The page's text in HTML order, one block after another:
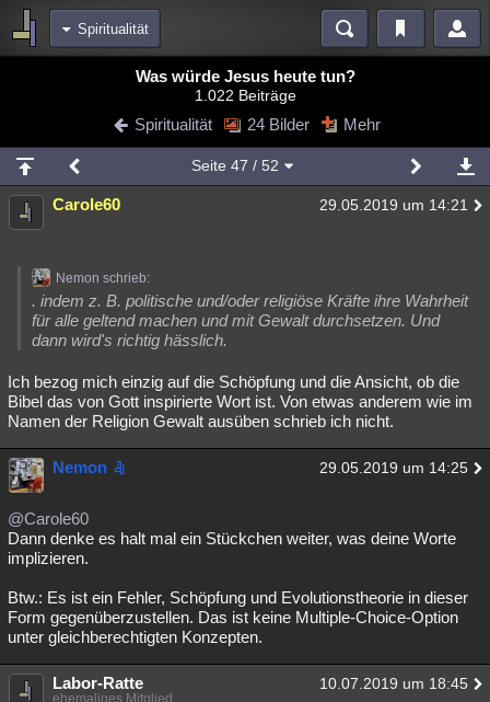
Spiritualität
Blogs Videos
Chat Wiki Neuigkeiten
meine Rubriken
Menschen Wissenschaft Mystery Kriminalfälle
Natur Umfragen Unterhaltung
weitere Rubriken
Astronomie Helpdesk Gruppen Gaming Filme
Musik Clash Verbesserungen Allmystery English
Übersichten
Besucht
Lesenswert
Was würde Jesus heute tun?
1.022 Beiträge
Spiritualität 24 Bilder Mehr
Seite 47 / 52
Carole60 29.05.2019 um 14:21
Nemon schrieb:
. indem z. B. politische und/oder religiöse Kräfte ihre Wahrheit
für alle geltend machen und mit Gewalt durchsetzen. Und
dann wird's richtig hässlich.
Ich bezog mich einzig auf die Schöpfung und die Ansicht, ob die
Bibel das von Gott inspirierte Wort ist. Von etwas anderem wie im
Namen der Religion Gewalt ausüben schrieb ich nicht.
Nemon 29.05.2019 um 14:25
@Carole60
Dann denke es halt mal ein Stückchen weiter, was deine Worte
implizieren.
Btw.: Es ist ein Fehler, Schöpfung und Evolutionstheorie in dieser
Form gegenüberzustellen. Das ist keine Multiple-Choice-Option
unter gleichberechtigten Konzepten.
Labor-Ratte 10.07.2019 um 18:45
ehemaliges Mitglied